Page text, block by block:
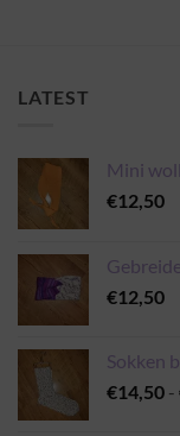
LATEST
Mini
€12,50
€12,50
Sokken
€14,50 -